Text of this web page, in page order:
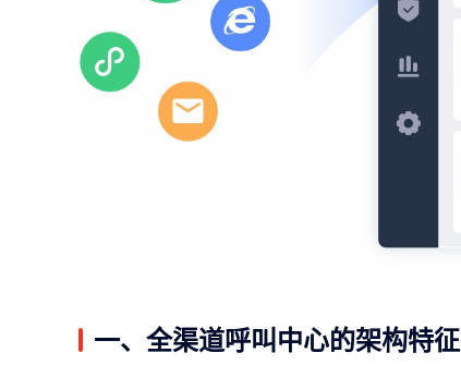
一、全渠道呼叫中心的架构特征